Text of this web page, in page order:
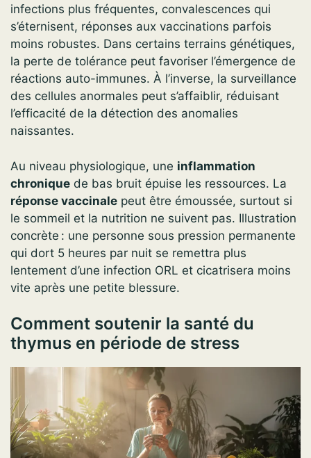
infections plus fréquentes, convalescences qui
s’éternisent, réponses aux vaccinations parfois
moins robustes. Dans certains terrains génétiques,
la perte de tolérance peut favoriser l’émergence de
réactions auto-immunes. À l’inverse, la surveillance
des cellules anormales peut s’affaiblir, réduisant
l’efficacité de la détection des anomalies
naissantes.
Au niveau physiologique, une inflammation
chronique de bas bruit épuise les ressources. La
réponse vaccinale peut être émoussée, surtout si
le sommeil et la nutrition ne suivent pas. Illustration
concrète : une personne sous pression permanente
qui dort 5 heures par nuit se remettra plus
lentement d’une infection ORL et cicatrisera moins
vite après une petite blessure.
Comment soutenir la santé du
thymus en période de stress